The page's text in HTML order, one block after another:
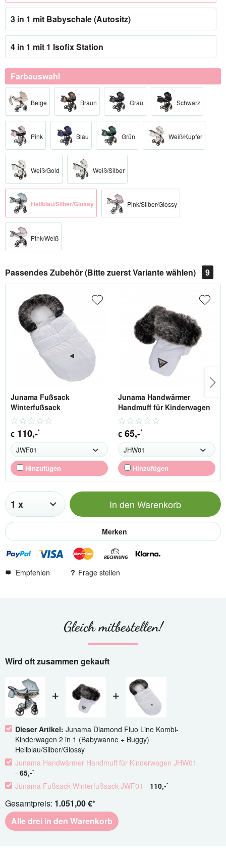
3 in 1 mit Babyschale (Autositz)
4 in 1 mit 1 Isofix Station
Farbauswahl
Beige Braun Grau Schwarz
Pink Blau Grün Weiß/Kupfer
Weiß/Gold Weiß/Silber
Hellblau/Silber/Glossy Pink/Silber/Glossy
Pink/Weiß
Passendes Zubehör (Bitte zuerst Variante wählen) 9
Junama Fußsack
Winterfußsack
€ 110,-*
Hinzufügen
Junama Handwärmer
Handmuff für Kinderwagen
€ 65,-*
Hinzufügen
In den Warenkorb
Merken
Empfehlen Frage stellen
Gleich mitbestellen!
Wird oft zusammen gekauft
Dieser Artikel: Junama Diamond Fluo Line Kombi-
Kinderwagen 2 in 1 (Babywanne + Buggy)
Hellblau/Silber/Glossy
Junama Handwärmer Handmuff für Kinderwagen JHW01
- 65,-*
Junama Fußsack Winterfußsack JWF01 - 110,-*
Gesamtpreis: 1.051,00 €*
Alle drei in den Warenkorb